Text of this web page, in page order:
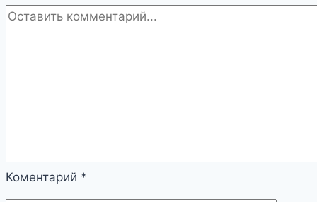
Коментарий *